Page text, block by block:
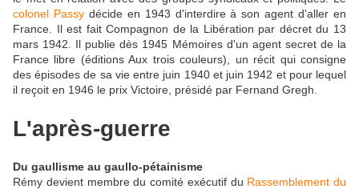
colonel Passydécide en 1943 d'interdire à son agent d'aller en
France. Il est fait Compagnon de la Libération par décret du 13
mars 1942. Il publie dès 1945 Mémoires d'un agent secret de la
France libre (éditions Aux trois couleurs), un récit qui consigne
des épisodes de sa vie entre juin 1940 et juin 1942 et pour lequel
il reçoit en 1946 le prix Victoire, présidé par Fernand Gregh.
L'après-guerre
Du gaullisme au gaullo-pétainisme
Rémy devient membre du comité exécutif du Rassemblement du